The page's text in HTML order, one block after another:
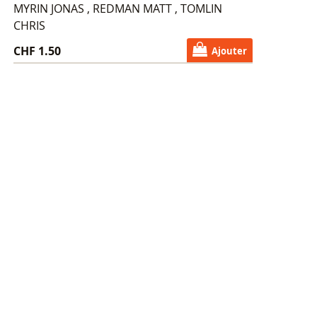
MYRIN JONAS , REDMAN MATT , TOMLIN
CHRIS
CHF 1.50
Ajouter